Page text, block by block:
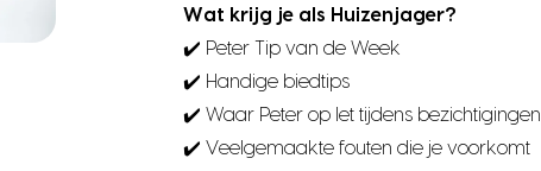
Wat krijg je als Huizenjager?
✔️ Peter Tip van de Week
✔️ Handige biedtips
✔️ Waar Peter op let tijdens bezichtigingen
✔️ Veelgemaakte fouten die je voorkomt